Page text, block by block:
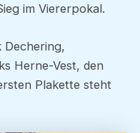
im Viererpokal.
Dechering,
Herne-Vest, den
Plakette steht